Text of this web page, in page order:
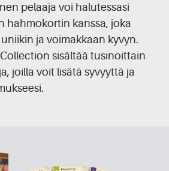
pelaaja voi halutessasi
hahmokortin kanssa, joka
ja voimakkaan kyvyn.
sisältää tusinoittain
joilla voit lisätä syvyyttä ja